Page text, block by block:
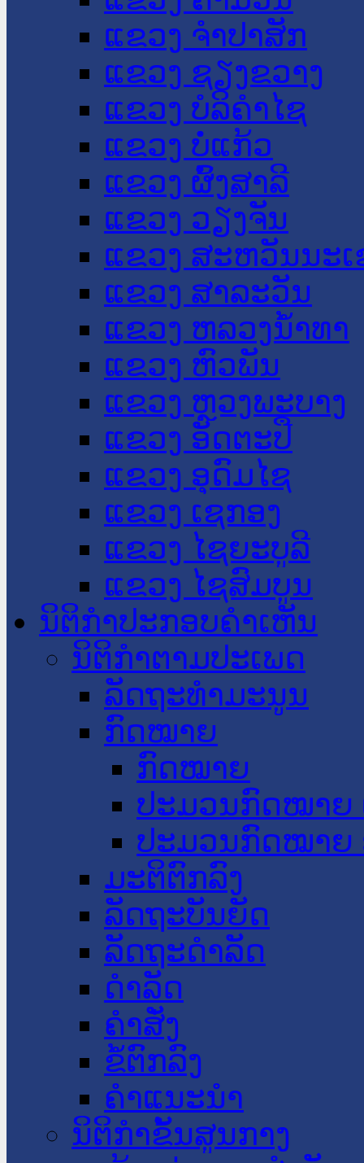
ແຂວງ ຈໍາປາສັກ
ແຂວງ ຊຽງຂວາງ
ແຂວງ ບໍລິຄໍາໄຊ
ແຂວງ ບໍ່ແກ້ວ
ແຂວງ ຜົ້ງສາລີ
ແຂວງ ວຽງຈັນ
ແຂວງ ສະຫວັນນະ
ແຂວງ ສາລະວັນ
ແຂວງ ຫລວງນໍ້າທາ
ແຂວງ ຫົວພັນ
ແຂວງ ຫຼວງພະບາງ
ແຂວງ ອັດຕະປື
ແຂວງ ອຸດົມໄຊ
ແຂວງ ເຊກອງ
ແຂວງ ໄຊຍະບູລີ
ແຂວງ ໄຊສົມບູນ
ນິຕິກໍາປະກອບຄໍາເຫັນ
ນິຕິກໍາຕາມປະເພດ
ລັດຖະທໍາມະນູນ
ກົດໝາຍ
ກົດໝາຍ
ປະມວນກົດໝາຍ
ປະມວນກົດໝາຍ
ມະຕິຕົກລົງ
ລັດຖະບັນຍັດ
ລັດຖະດໍາລັດ
ດໍາລັດ
ຄໍາສັ່ງ
ຂໍ້ຕົກລົງ
ຄໍາແນະນໍາ
ນິຕິກຳຂັ້ນສູນກາງ